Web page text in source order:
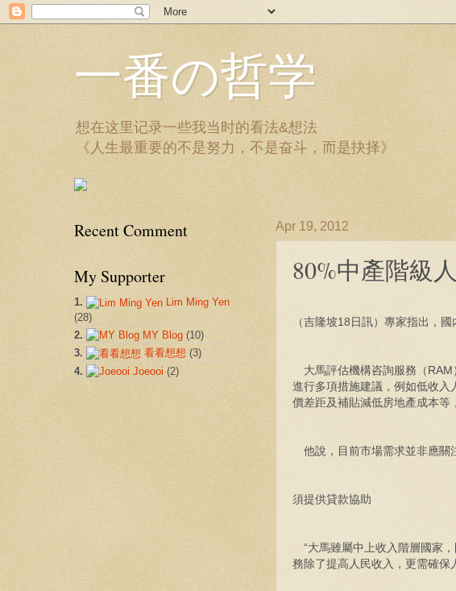
一番の哲学
想在这里记录一些我当时的看法&想法
《人生最重要的不是努力，不是奋斗，而是抉择》
Apr 19, 2012
80%中產階級
（吉隆坡18日訊）專家指出，
大馬評估機構咨詢服務（RAM
進行多項措施建議，例如低收入
價差距及補貼減低房地產成本等
他說，目前市場需求並非應關
須提供貸款協助
“大馬雖屬中上收入階層國家
務除了提高人民收入，更需確保
Recent Comment
My Supporter
1.
Lim Ming Yen
(28)
2.
MY Blog (10)
3.
看看想想 (3)
4.
Joeooi (2)